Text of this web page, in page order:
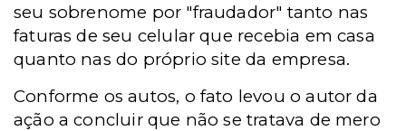
seu sobrenome por "fraudador" tanto nas
faturas de seu celular que recebia em casa
quanto nas do próprio site da empresa.
Conforme os autos, o fato levou o autor da
ação a concluir que não se tratava de mero